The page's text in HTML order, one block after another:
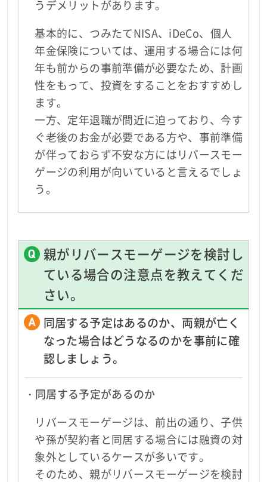
うデメリットがあります。
基本的に、つみたてNISA、iDeCo、個人
年金保険については、運用する場合には何
年も前からの事前準備が必要なため、計画
性をもって、投資をすることをおすすめし
ます。
一方、定年退職が間近に迫っており、今す
ぐ老後のお金が必要である方や、事前準備
が伴っておらず不安な方にはリバースモー
ゲージの利用が向いていると言えるでしょ
う。
親がリバースモーゲージを検討し
ている場合の注意点を教えてくだ
さい。
同居する予定はあるのか、両親が亡く
なった場合はどうなるのかを事前に確
認しましょう。
・同居する予定があるのか
リバースモーゲージは、前出の通り、子供
や孫が契約者と同居する場合には融資の対
象外としているケースが多いです。
そのため、親がリバースモーゲージを検討